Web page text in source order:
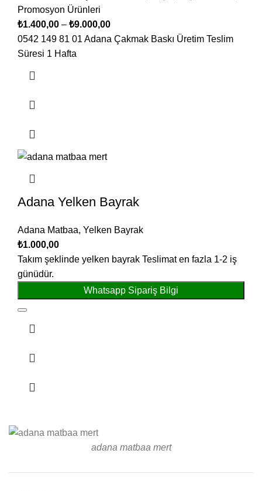
Promosyon Ürünleri
₺1.400,00 – ₺9.000,00
0542 149 81 01 Adana Çakmak Baskı Üretim Teslim
Süresi 1 Hafta
Adana Yelken Bayrak
Adana Matbaa, Yelken Bayrak
₺1.000,00
Takım şeklinde yelken bayrak Teslimat en fazla 1-2 iş
günüdür.
Whatsapp Sipariş Bilgi
adana matbaa mert